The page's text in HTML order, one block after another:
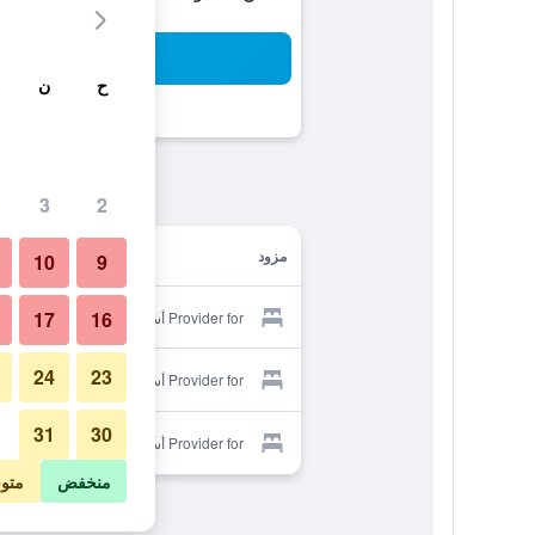
مزود
Provider for أسييندا بلايا
Provider for أسييندا بلايا
Provider for أسييندا بلايا
ح ن
2
3
9
10
16
17
23
24
30
31
منخفض